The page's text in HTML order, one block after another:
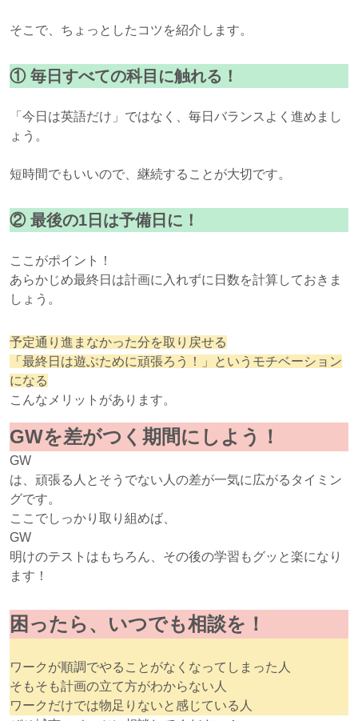
そこで、ちょっとしたコツを紹介します。
① 毎日すべての科目に触れる！
「今日は英語だけ」ではなく、毎日バランスよく進めまし
ょう。
短時間でもいいので、継続することが大切です。
② 最後の1日は予備日に！
ここがポイント！
あらかじめ最終日は計画に入れずに日数を計算しておきま
しょう。
予定通り進まなかった分を取り戻せる
「最終日は遊ぶために頑張ろう！」というモチベーション
になる
こんなメリットがあります。
GWを差がつく期間にしよう！
GW
は、頑張る人とそうでない人の差が一気に広がるタイミン
グです。
ここでしっかり取り組めば、
GW
明けのテストはもちろん、その後の学習もグッと楽になり
ます！
困ったら、いつでも相談を！
ワークが順調でやることがなくなってしまった人
そもそも計画の立て方がわからない人
ワークだけでは物足りないと感じている人